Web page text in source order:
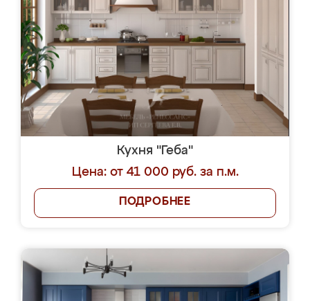
Кухня "Геба"
Цена: от 41 000 руб. за п.м.
ПОДРОБНЕЕ